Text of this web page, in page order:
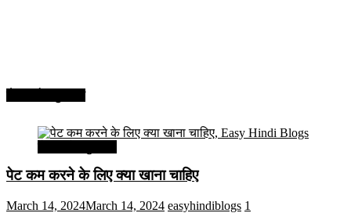
पेट कम करने के लिए क्या खाना चाहिए
March 14, 2024March 14, 2024 easyhindiblogs 1